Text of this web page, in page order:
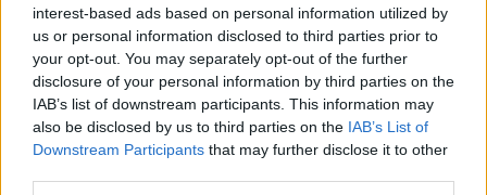
interest-based ads based on personal information utilized by
us or personal information disclosed to third parties prior to
your opt-out. You may separately opt-out of the further
disclosure of your personal information by third parties on the
IAB’s list of downstream participants. This information may
also be disclosed by us to third parties on the IAB’s List of
Downstream Participants that may further disclose it to other
Žiūrimiausi įrašai
00:00:30
Vaizdai iš tragiškos avarijos Vilniaus r.: dviejų moterų ir
vaiko gyvybių išgelbėti nepavyko
Žinios | Lietuvos diena